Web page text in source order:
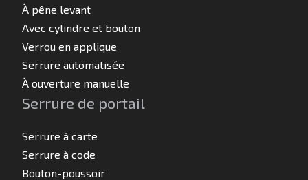
À pêne levant
Avec cylindre et bouton
Verrou en applique
Serrure automatisée
À ouverture manuelle
Serrure de portail
Serrure à carte
Serrure à code
Bouton-poussoir